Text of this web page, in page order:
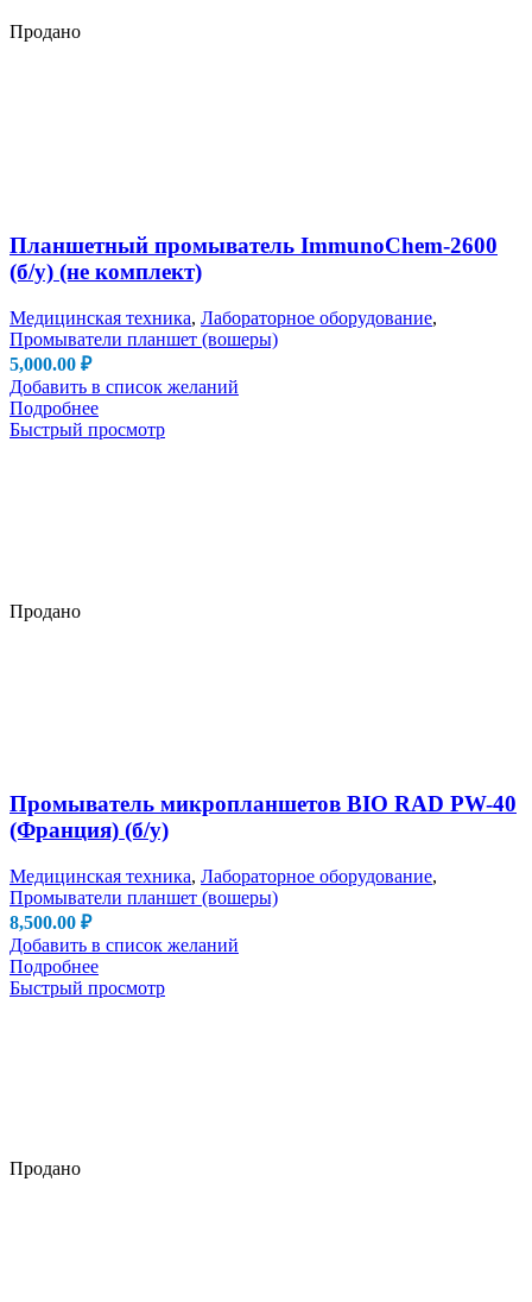
Продано
Продано
Планшетный промыватель ImmunoChem-2600
(б/у) (не комплект)
Медицинская техника, Лабораторное оборудование,
Промыватели планшет (вошеры)
5,000.00 ₽
Добавить в список желаний
Подробнее
Быстрый просмотр
Продано
Промыватель микропланшетов BIO RAD PW-40
(Франция) (б/у)
Медицинская техника, Лабораторное оборудование,
Промыватели планшет (вошеры)
8,500.00 ₽
Добавить в список желаний
Подробнее
Быстрый просмотр